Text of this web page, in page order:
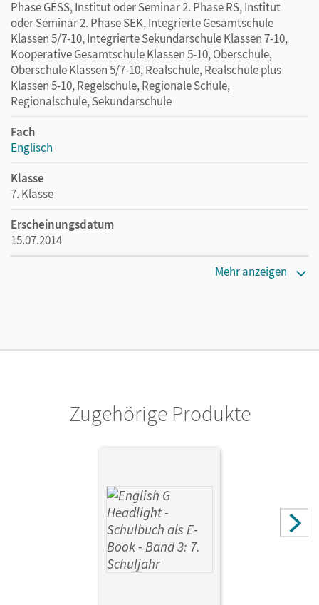
Phase GESS, Institut oder Seminar 2. Phase RS, Institut
oder Seminar 2. Phase SEK, Integrierte Gesamtschule
Klassen 5/7-10, Integrierte Sekundarschule Klassen 7-10,
Kooperative Gesamtschule Klassen 5-10, Oberschule,
Oberschule Klassen 5/7-10, Realschule, Realschule plus
Klassen 5-10, Regelschule, Regionale Schule,
Regionalschule, Sekundarschule
Fach
Englisch
Klasse
7. Klasse
Erscheinungsdatum
15.07.2014
Donoghue, Frank; Proulx, Marc; Abbey, Susan
Mehr anzeigen
Zugehörige Produkte